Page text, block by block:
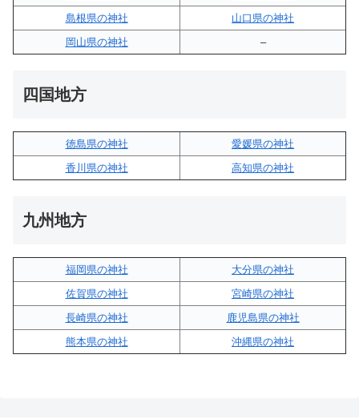
島根県の神社
山口県の神社
岡山県の神社
–
四国地方
徳島県の神社
愛媛県の神社
香川県の神社
高知県の神社
九州地方
福岡県の神社
大分県の神社
佐賀県の神社
宮崎県の神社
長崎県の神社
鹿児島県の神社
熊本県の神社
沖縄県の神社